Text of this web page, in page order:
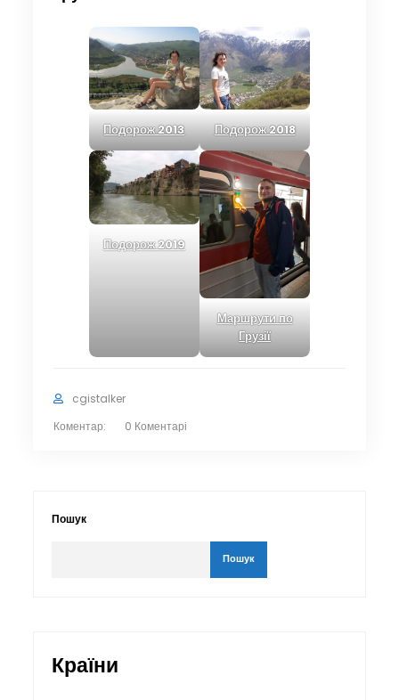
Подорож 2013 Подорож 2018
Подорож 2019
Маршрути по
Грузії
cgistalker
Коментар:
0 Коментарі
Пошук
Пошук
Країни